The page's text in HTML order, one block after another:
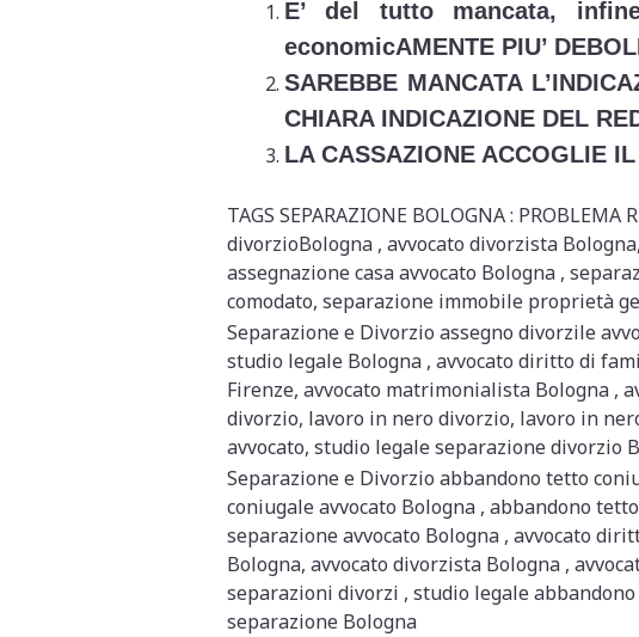
E’ del tutto mancata,
economicAMENTE PIU’
SAREBBE MANCATA
CHIARA INDICAZIONE DEL
LA CASSAZIONE ACCOGLIE
TAGS SEPARAZIONE BOLOGNA :
divorzioBologna , avvocato divorzista
assegnazione casa avvocato Bologna ,
comodato, separazione immobile proprietà
Separazione e Divorzio assegno divorzile
studio legale Bologna , avvocato diritto di
Firenze, avvocato matrimonialista Bologna ,
divorzio, lavoro in nero divorzio, lavoro in
avvocato, studio legale separazione divorzio
Separazione e Divorzio abbandono tetto
coniugale avvocato Bologna , abbandono
separazione avvocato Bologna , avvocato
Bologna, avvocato divorzista Bologna ,
separazioni divorzi , studio legale
separazione Bologna